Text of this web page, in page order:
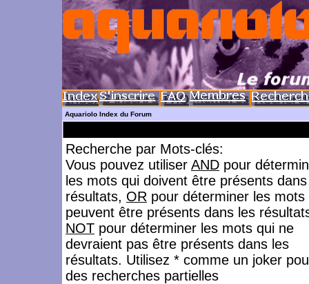
Aquariolo Index du Forum
Recherche par Mots-clés:
Vous pouvez utiliser AND pour
les mots qui doivent être présents
résultats, OR pour déterminer les mots
peuvent être présents dans les
NOT pour déterminer les mots qui ne
devraient pas être présents dans les
résultats. Utilisez * comme un joker
des recherches partielles